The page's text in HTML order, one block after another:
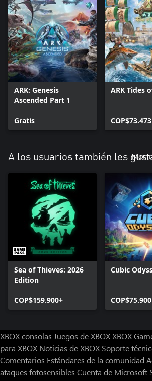
ARK: Genesis
Ascended Part 1
Gratis
ARK Tides
COP$73.473
A los usuarios también les
Sea of Thieves: 2026
Edition
COP$159.900+
Cubic
COP$75.900
XBOX consolas Juegos de XBOXXBOX
para XBOX Noticias de XBOX Soporte
Comentarios Estándares de la comunidad
ataques fotosensibles Cuenta de Microsoft